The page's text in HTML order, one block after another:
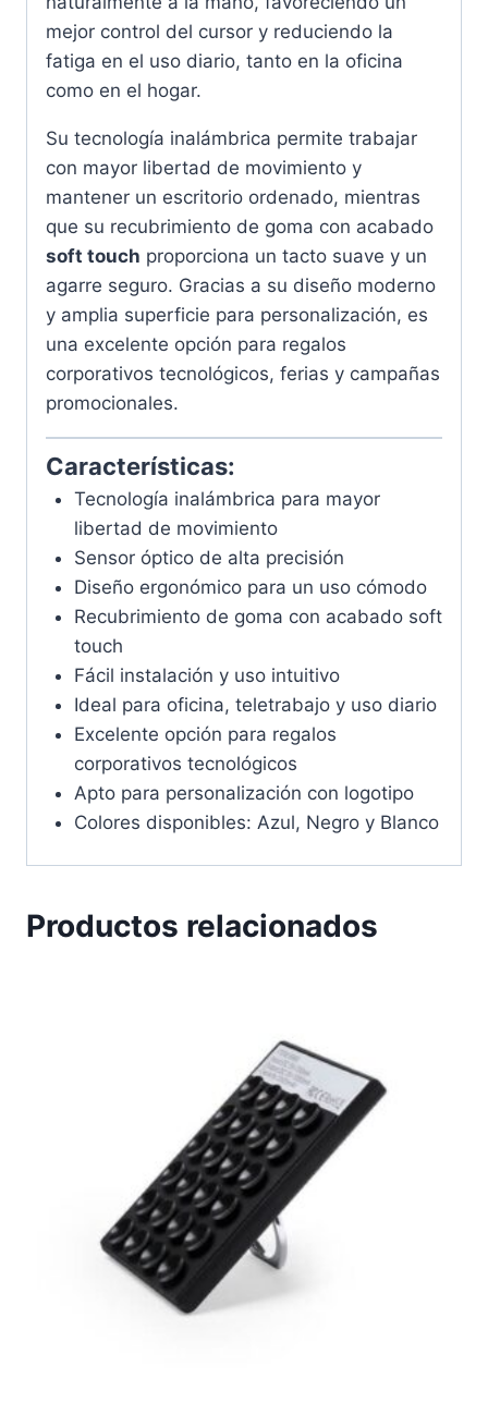
mejor control del cursor y reduciendo la
fatiga en el uso diario, tanto en la oficina
como en el hogar.
Su tecnología inalámbrica permite trabajar
con mayor libertad de movimiento y
mantener un escritorio ordenado, mientras
que su recubrimiento de goma con acabado
soft touch proporciona un tacto suave y un
agarre seguro. Gracias a su diseño moderno
y amplia superficie para personalización, es
una excelente opción para regalos
corporativos tecnológicos, ferias y campañas
promocionales.
Características:
Tecnología inalámbrica para mayor
libertad de movimiento
Sensor óptico de alta precisión
Diseño ergonómico para un uso cómodo
Recubrimiento de goma con acabado soft
touch
Fácil instalación y uso intuitivo
Ideal para oficina, teletrabajo y uso diario
Excelente opción para regalos
corporativos tecnológicos
Apto para personalización con logotipo
Colores disponibles: Azul, Negro y Blanco
Productos relacionados